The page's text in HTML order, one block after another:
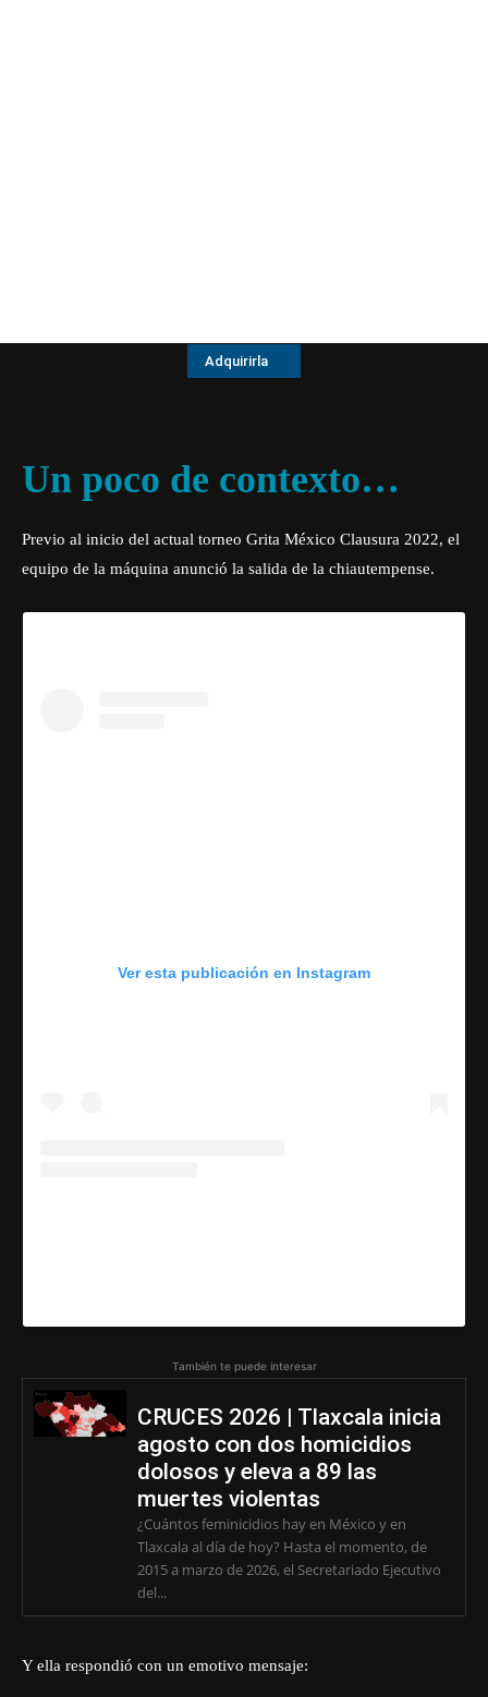
Adquirirla
Un poco de contexto…
Previo al inicio del actual torneo Grita México Clausura 2022, el
equipo de la máquina anunció la salida de la chiautempense.
Ver esta publicación en Instagram
También te puede interesar
CRUCES 2026 | Tlaxcala inicia
agosto con dos homicidios
dolosos y eleva a 89 las
muertes violentas
¿Cuántos feminicidios hay en México y en
Tlaxcala al día de hoy? Hasta el momento, de
2015 a marzo de 2026, el Secretariado Ejecutivo
del...
Y ella respondió con un emotivo mensaje: